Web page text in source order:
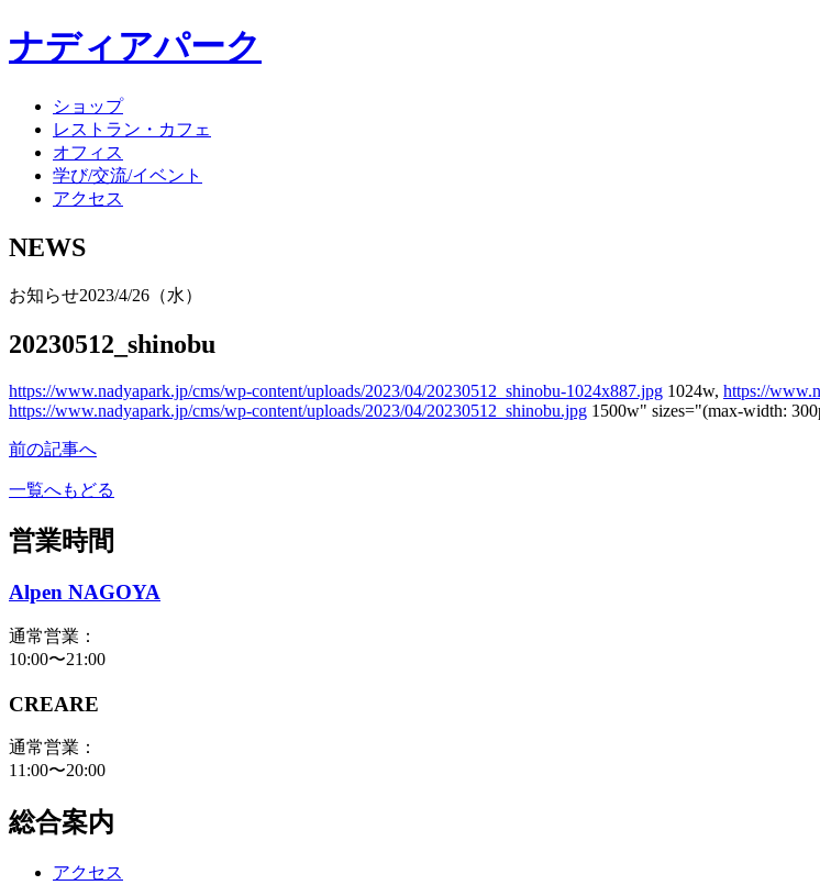
ナディアパーク
ショップ
レストラン・カフェ
オフィス
学び/交流/イベント
アクセス
NEWS
お知らせ2023/4/26（水）
20230512_shinobu
https://www.nadyapark.jp/cms/wp-content/uploads/2023/04/20230512_shinobu-1024x887.jpg 1024w, https://
https://www.nadyapark.jp/cms/wp-content/uploads/2023/04/20230512_shinobu.jpg 1500w" sizes="(max-width:
前の記事へ
一覧へもどる
営業時間
Alpen NAGOYA
通常営業：
10:00〜21:00
CREARE
通常営業：
11:00〜20:00
総合案内
アクセス